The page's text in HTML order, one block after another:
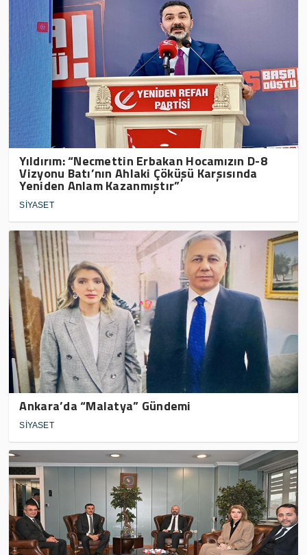
Yıldırım: “Necmettin Erbakan Hocamızın D-8
Vizyonu Batı’nın Ahlaki Çöküşü Karşısında
Yeniden Anlam Kazanmıştır”
SİYASET
Ankara’da “Malatya” Gündemi
SİYASET